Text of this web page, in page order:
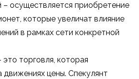
– осуществляется приобретение
которые увеличат влияние
в рамках сети конкретной
торговля, которая
движениях цены. Спекулянт